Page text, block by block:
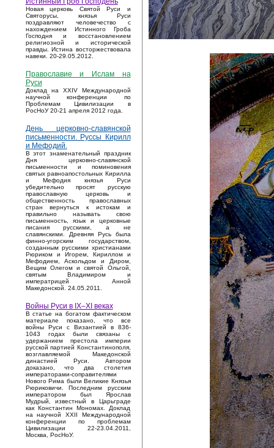
Новая церковь Святой Руси и
Святорусы, князья Руси
поздравляют человечество с
нахождением Истинного Гроба
Господня и восстановлением
религиозной и исторической
правды. Истина восторжествовала
навеки. 20-29.05.2012.
Православие и Ислам на
Руси
Доклад на XXIV Международной
научной конференции по
Проблемам Цивилизации в
РосНоУ 20-21 апреля 2012 года.
День церковно-славянской
письменности. Руссы Кирилл
и Мефодий.
В этот знаменательный праздник
Дня церковно-славянской
письменности и поминовения
святых равноапостольных Кирилла
и Мефодия князья Руси
убедительно просят русскую
православную церковь и
общественность православных
стран вернуться к истокам и
правильно называть свою
письменность, язык и церковные
писания русскими, а не
славянскими. Древняя Русь была
финно-угорским государством,
созданным русскими христианами
Рюриком и Игорем, Кириллом и
Мефодием, Аскольдом и Диром,
Вещим Олегом и святой Ольгой,
святым Владимиром и
императрицей Анной
Македонской. 24.05.2011.
Войны Руси в IX–XI веках
В статье на богатом фактическом
материале показано, что все
войны Руси с Византией в 836-
1043 годах были связаны с
удержанием престола империи
русской партией Константинополя,
возглавляемой Македонской
династией Руси. Автором
доказано, что два столетия
императорами-соправителями
Нового Рима были Великие Князья
Рюриковичи. Последним русским
императором был Ярослав
Мудрый, известный в Царьграде
как Константин Мономах. Доклад
на научной XXII Международной
конференции по проблемам
Цивилизации 22-23.04.2011,
Москва, РосНоУ.